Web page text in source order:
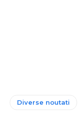
Diverse noutati